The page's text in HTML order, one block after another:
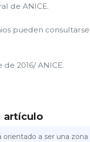
de ANICE.
pueden
2016/ ANICE.
artículo
orientado a ser una